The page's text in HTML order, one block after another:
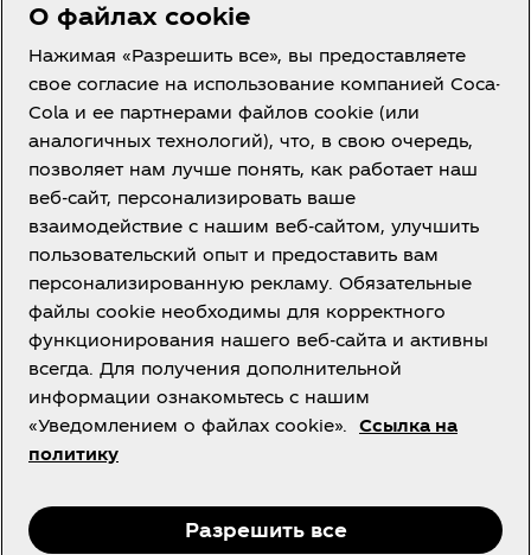
О нас
Нужна помощь?
Юридическая информация
Facebook
О файлах cookie
Нажимая «Разрешить все», вы предоставляете
свое согласие на использование компанией Coca-
Cola и ее партнерами файлов cookie (или
аналогичных технологий), что, в свою очередь,
позволяет нам лучше понять, как работает наш
веб-сайт, персонализировать ваше
взаимодействие с нашим веб-сайтом, улучшить
пользовательский опыт и предоставить вам
персонализированную рекламу. Обязательные
файлы cookie необходимы для корректного
функционирования нашего веб-сайта и активны
всегда. Для получения дополнительной
информации ознакомьтесь с нашим
«Уведомлением о файлах cookie».
Ссылка на
политику
Разрешить все